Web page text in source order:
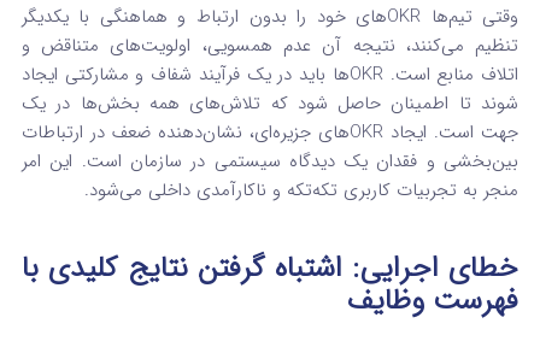
وقتی تیم‌ها OKRهای خود را بدون ارتباط و هماهنگی با یکدیگر
تنظیم می‌کنند، نتیجه آن عدم همسویی، اولویت‌های متناقض و
اتلاف منابع است.
OKRها باید در یک فرآیند شفاف و مشارکتی ایجاد
شوند تا اطمینان حاصل شود که تلاش‌های همه بخش‌ها در یک
جهت است. ایجاد OKRهای جزیره‌ای، نشان‌دهنده ضعف در ارتباطات
بین‌بخشی و فقدان یک دیدگاه سیستمی در سازمان است. این امر
منجر به تجربیات کاربری تکه‌تکه و ناکارآمدی داخلی می‌شود.
خطای اجرایی: اشتباه گرفتن نتایج کلیدی با
فهرست وظایف